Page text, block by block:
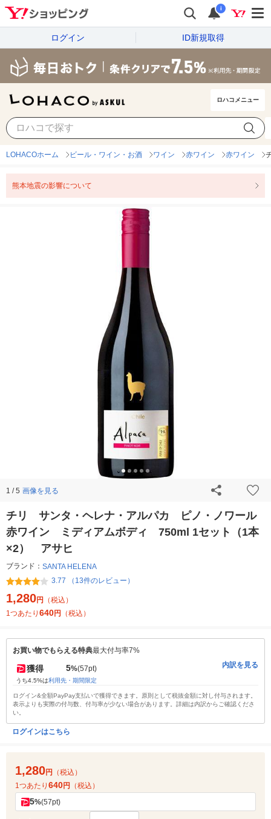
i
ログイン ID新規取得
ロハコメニュー
LOHACOホーム ビール・ワイン・お酒 ワイン 赤ワイン 赤ワイン
熊本地震の影響について
1 / 5 画像を見る
チリ サンタ・ヘレナ・アルパカ ピノ・ノワール
赤ワイン ミディアムボディ 750ml 1セット（1本
×2） アサヒ
ブランド： SANTA HELENA
3.77 （13件のレビュー）
1,280円
（税込）
1つあたり 640円 （税込）
お買い物でもらえる特典最大付与率7%
獲得 5%(57pt)
うち4.5%は利用先・期間限定
内訳を見る
ログイン&全額PayPay支払いで獲得できます。原則として税抜金額に対し付与されます。
表示よりも実際の付与数、付与率が少ない場合があります。詳細は内訳からご確認くださ
い。
ログインはこちら
1,280円
（税込）
1つあたり 640円 （税込）
5%(57pt)